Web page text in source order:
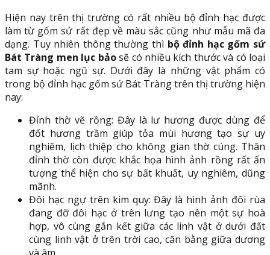
Hiện nay trên thị trường có rất nhiều bộ đỉnh hạc được
làm từ gốm sứ rất đẹp về màu sắc cũng như mẫu mã đa
dạng. Tuy nhiên thông thường thì bộ đỉnh hạc gốm sứ
Bát Tràng men lục bảosẽ có nhiều kích thước và có loại
tam sự hoặc ngũ sự. Dưới đây là những vật phẩm có
trong bộ đỉnh hạc gốm sứ Bát Tràng trên thị trường hiện
nay:
Đỉnh thờ vẽ rồng: Đây là lư hương được dùng để
đốt hương trầm giúp tỏa mùi hương tạo sự uy
nghiêm, lịch thiệp cho không gian thờ cúng. Thân
đỉnh thờ còn được khắc họa hình ảnh rồng rất ấn
tượng thể hiện cho sự bất khuất, uy nghiêm, dũng
mãnh.
Đôi hạc ngự trên kim quy: Đây là hình ảnh đôi rùa
đang đỡ đôi hạc ở trên lưng tạo nên một sự hoà
hợp, vô cùng gắn kết giữa các linh vật ở dưới đất
cùng linh vật ở trên trời cao, cân bằng giữa dương